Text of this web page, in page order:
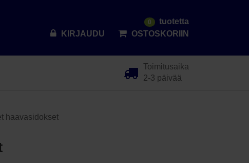
0
tuotetta
OSTOSKORIIN
KIRJAUDU
Toimitusaika
2-3 päivää
haavasidokset